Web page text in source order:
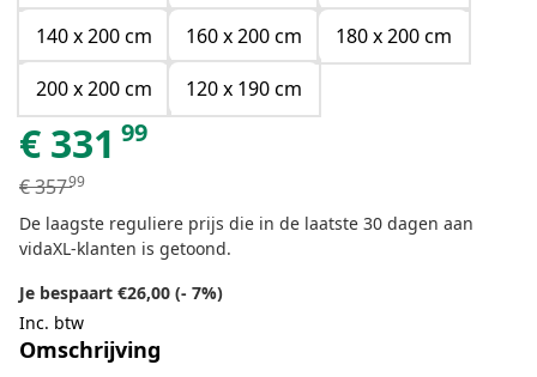
140 x 200 cm
160 x 200 cm
180 x 200 cm
200 x 200 cm
120 x 190 cm
€ 331 99
€35799
De laagste reguliere prijs die in de laatste 30 dagen aan
vidaXL-klanten is getoond.
Je bespaart €26,00 (- 7%)
Inc. btw
Omschrijving